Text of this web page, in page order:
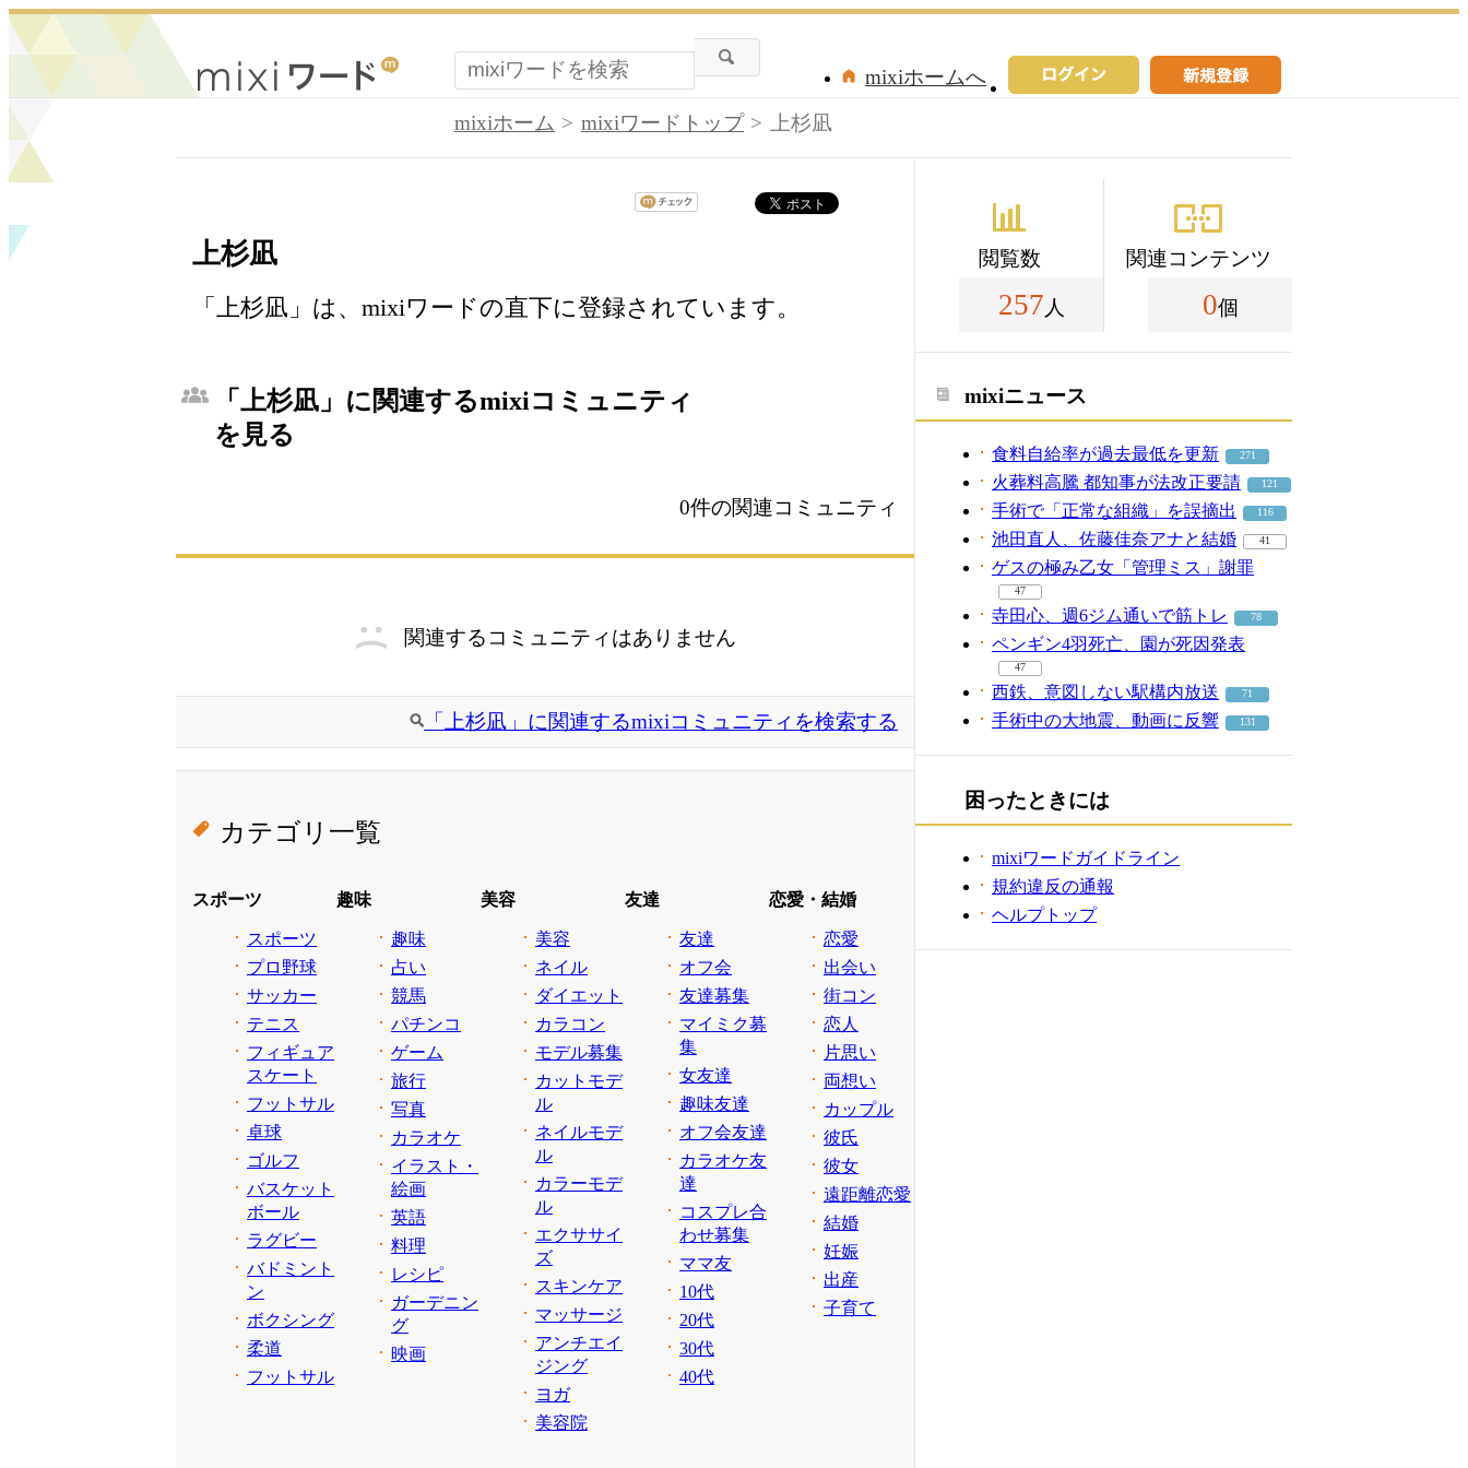
mixiホームへ
mixiホーム
mixiワードトップ 上杉凪
上杉凪
「上杉凪」は、mixiワードの直下に登録されています。
「上杉凪」に関連するmixiコミュニティ
を見る
0件の関連コミュニティ
関連するコミュニティはありません
「上杉凪」に関連するmixiコミュニティを検索する
カテゴリ一覧
スポーツ
スポーツ
プロ野球
サッカー
テニス
フィギュア
スケート
フットサル
卓球
ゴルフ
バスケット
ボール
ラグビー
バドミント
ン
ボクシング
柔道
フットサル
趣味
趣味
占い
競馬
パチンコ
ゲーム
旅行
写真
カラオケ
イラスト・
絵画
英語
料理
レシピ
ガーデニン
グ
映画
美容
美容
ネイル
ダイエット
カラコン
モデル募集
カットモデ
ル
ネイルモデ
ル
カラーモデ
ル
エクササイ
ズ
スキンケア
マッサージ
アンチエイ
ジング
ヨガ
美容院
友達
友達
オフ会
友達募集
マイミク募
集
女友達
趣味友達
オフ会友達
カラオケ友
達
コスプレ合
わせ募集
ママ友
10代
20代
30代
40代
恋愛・結婚
恋愛
出会い
街コン
恋人
片思い
両想い
カップル
彼氏
彼女
遠距離恋愛
結婚
妊娠
出産
子育て
閲覧数
257 人
関連コンテンツ
0個
mixiニュース
食料自給率が過去最低を更新 271
火葬料高騰 都知事が法改正要請 121
手術で「正常な組織」を誤摘出 116
池田直人、佐藤佳奈アナと結婚 41
ゲスの極み乙女「管理ミス」謝罪
47
寺田心、週6ジム通いで筋トレ 78
ペンギン4羽死亡、園が死因発表
47
西鉄、意図しない駅構内放送 71
手術中の大地震、動画に反響 131
困ったときには
mixiワードガイドライン
規約違反の通報
ヘルプトップ